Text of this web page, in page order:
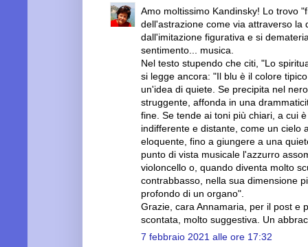
Amo moltissimo Kandinsky! Lo trovo
dell'astrazione come via attraverso la
dall'imitazione figurativa e si
sentimento... musica.
Nel testo stupendo che citi, "Lo
si legge ancora: "Il blu è il colore
un'idea di quiete. Se precipita nel
struggente, affonda in una
fine. Se tende ai toni più chiari, a cui
indifferente e distante, come un cielo
eloquente, fino a giungere a una
punto di vista musicale l'azzurro
violoncello o, quando diventa molto
contrabbasso, nella sua dimensione
profondo di un organo".
Grazie, cara Annamaria, per il post e
scontata, molto suggestiva. Un
7 febbraio 2021 alle ore 17:32